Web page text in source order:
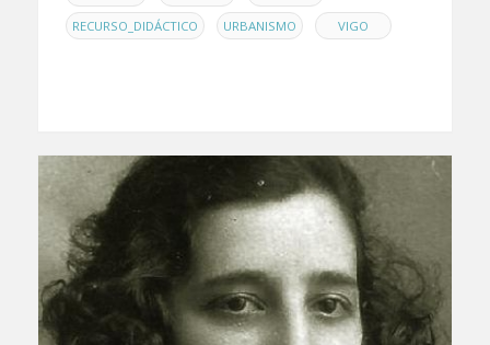
RECURSO_DIDÁCTICO , URBANISMO , VIGO